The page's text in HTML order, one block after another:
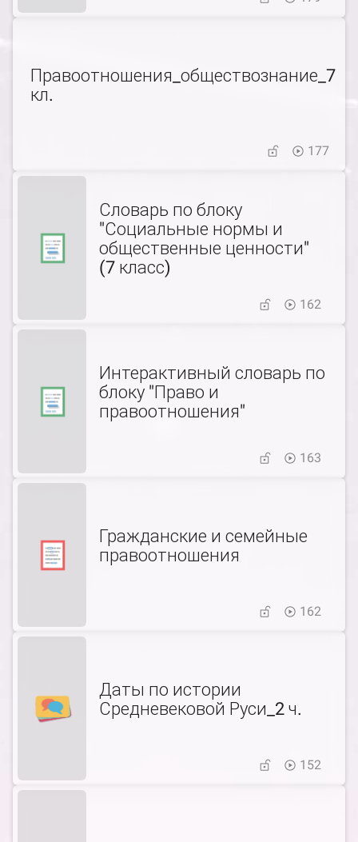
Правоотношения_обществознание_7
кл.
177
Словарь по блоку
"Социальные нормы и
общественные ценности"
(7 класс)
162
Интерактивный словарь по
блоку "Право и
правоотношения"
163
Гражданские и семейные
правоотношения
162
Даты по истории
Средневековой Руси_2 ч.
152